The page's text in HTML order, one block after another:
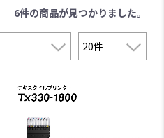
6件の商品が見つかりました。